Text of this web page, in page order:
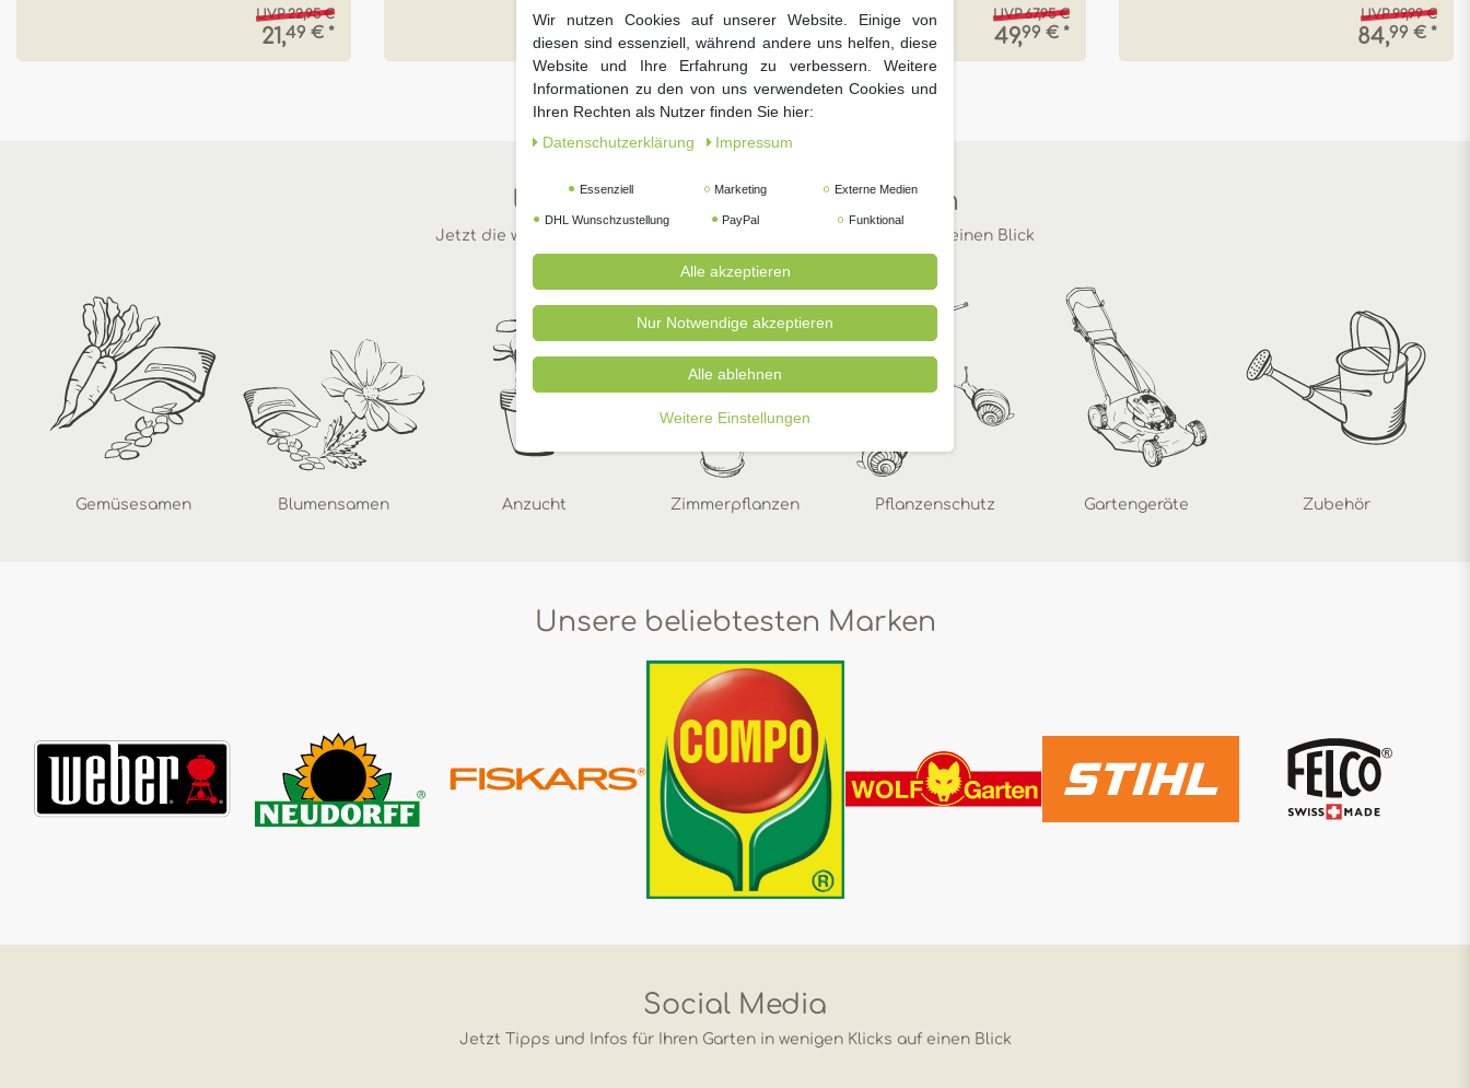
UVP 22,95 €
21,49 € *
UVP 15,99 €
15,
UVP 67,95 €
49,99 € *
UVP 99,99 €
84,99 € *
Unsere beliebtesten Kategorien
Jetzt die wichtigsten Dinge für Ihren Garten in wenigen Klicks auf einen Blick
Gemüsesamen Blumensamen Anzucht Zimmerpflanzen Pflanzenschutz Gartengeräte Zubehör
Unsere beliebtesten Marken
Social Media
Jetzt Tipps und Infos für Ihren Garten in wenigen Klicks auf einen Blick
Wir nutzen Cookies auf unserer Website. Einige von
diesen sind essenziell, während andere uns helfen, diese
Website und Ihre Erfahrung zu verbessern. Weitere
Informationen zu den von uns verwendeten Cookies und
Ihren Rechten als Nutzer finden Sie hier:
Daten­schutz­erklärung
Impressum
Essenziell Marketing Externe Medien
DHL Wunschzustellung PayPal Funktional
Alle akzeptieren
Nur Notwendige akzeptieren
Alle ablehnen
Weitere Einstellungen